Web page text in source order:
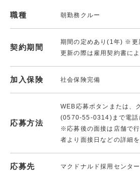
職種 朝勤務クルー
契約期間
期間の定めあり(1年) ※更
更新の際は雇用契約書によ
加入保険 社会保険完備
応募方法
WEB応募ボタンまたは、
(0570-55-0314)まで電話
※応募後の面接は店舗で
者より面接日などの詳細
応募先 マクドナルド採用センター